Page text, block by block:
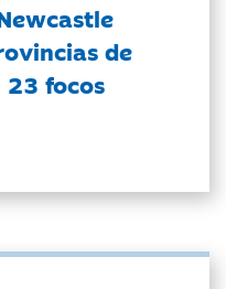
de
23 focos